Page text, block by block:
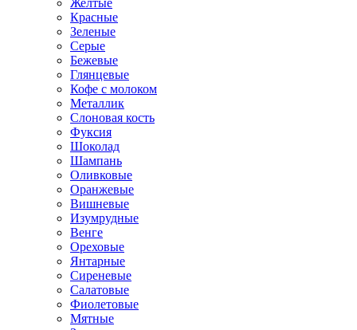
Желтые
Красные
Зеленые
Серые
Бежевые
Глянцевые
Кофе с молоком
Металлик
Слоновая кость
Фуксия
Шоколад
Шампань
Оливковые
Оранжевые
Вишневые
Изумрудные
Венге
Ореховые
Янтарные
Сиреневые
Салатовые
Фиолетовые
Мятные